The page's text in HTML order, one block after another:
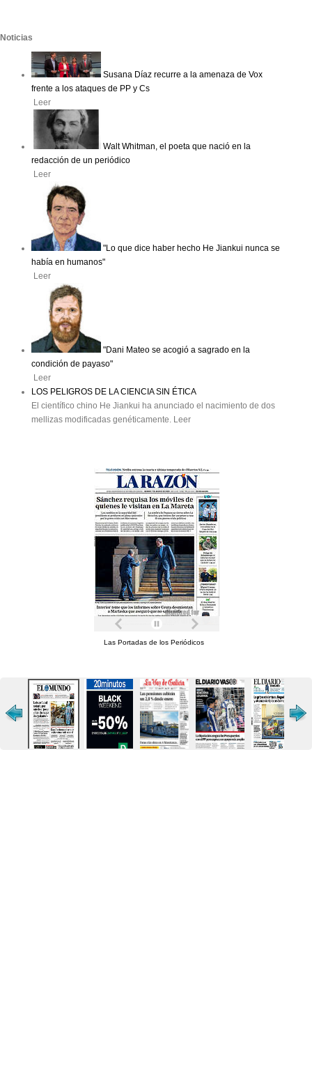
Noticias
Susana Díaz recurre a la amenaza de Vox
frente a los ataques de PP y Cs
Leer
Walt Whitman, el poeta que nació en la
redacción de un periódico
Leer
"Lo que dice haber hecho He Jiankui nunca se
había en humanos"
Leer
"Dani Mateo se acogió a sagrado en la
condición de payaso"
Leer
LOS PELIGROS DE LA CIENCIA SIN ÉTICA
El científico chino He Jiankui ha anunciado el nacimiento de dos
mellizas modificadas genéticamente. Leer
Las Portadas de los Periódicos